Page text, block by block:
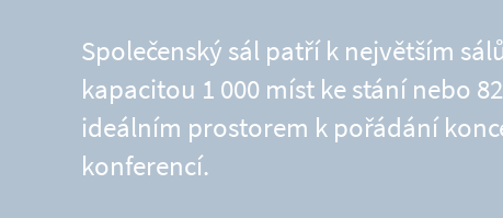
Společenský sál patří k největším
kapacitou 1 000 míst ke stání nebo
ideálním prostorem k pořádání
konferencí.